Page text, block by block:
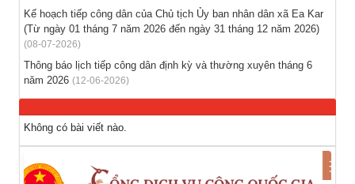
tuyển dụng người lao động nước ngoài
(28-07-2026)
Kế hoạch tiếp công dân của Chủ tịch Ủy ban nhân dân xã Ea Kar
(Từ ngày 01 tháng 7 năm 2026 đến ngày 31 tháng 12 năm 2026)
(08-07-2026)
Thông báo lịch tiếp công dân định kỳ và thường xuyên tháng 6
năm 2026 (12-06-2026)
Không có bài viết nào.